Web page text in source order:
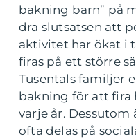
bakning barn” på
dra slutsatsen att
aktivitet har ökat i
firas på ett större
Tusentals familjer
bakning för att fira
varje år.
ofta delas på